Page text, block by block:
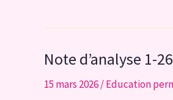
une
encadrée
|
loger
Note d’analyse 1-
15 mars 2026/Education